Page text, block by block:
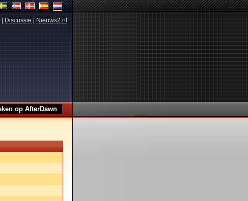
Discussie Nieuws2.nl